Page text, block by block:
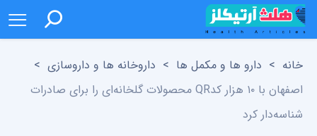
خانه > دارو ها و مکمل ها > داروخانه ها و داروسازی >
اصفهان با ۱۰ هزار کدQR محصولات گلخانه‌ای را برای صادرات
شناسه‌دار کرد